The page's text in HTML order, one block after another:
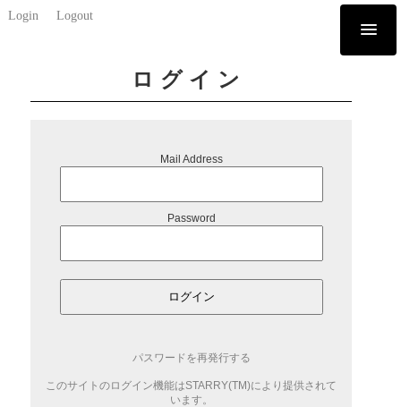
Login Logout
ログイン
Mail Address
Password
ログイン
パスワードを再発行する
このサイトのログイン機能はSTARRY(TM)により提供されて
います。